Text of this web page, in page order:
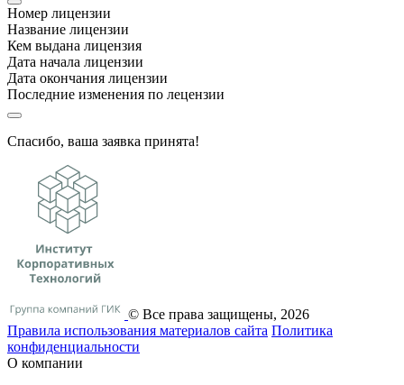
Номер лицензии
Название лицензии
Кем выдана лицензия
Дата начала лицензии
Дата окончания лицензии
Последние изменения по лецензии
Спасибо, ваша заявка принята!
© Все права защищены, 2026
Правила использования материалов сайта Политика
конфиденциальности
О компании